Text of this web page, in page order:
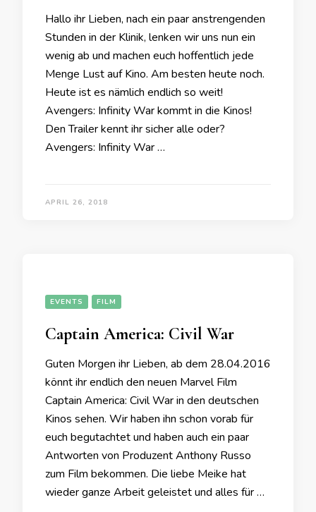
Hallo ihr Lieben, nach ein paar anstrengenden
Stunden in der Klinik, lenken wir uns nun ein
wenig ab und machen euch hoffentlich jede
Menge Lust auf Kino. Am besten heute noch.
Heute ist es nämlich endlich so weit!
Avengers: Infinity War kommt in die Kinos!
Den Trailer kennt ihr sicher alle oder?
Avengers: Infinity War …
APRIL 26, 2018
EVENTS FILM
Captain America: Civil War
Guten Morgen ihr Lieben, ab dem 28.04.2016
könnt ihr endlich den neuen Marvel Film
Captain America: Civil War in den deutschen
Kinos sehen. Wir haben ihn schon vorab für
euch begutachtet und haben auch ein paar
Antworten von Produzent Anthony Russo
zum Film bekommen. Die liebe Meike hat
wieder ganze Arbeit geleistet und alles für …